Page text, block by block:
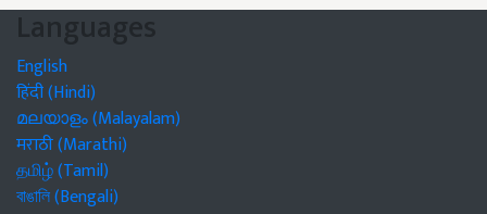
Languages
English
हिंदी (Hindi)
മലയാളം (Malayalam)
मराठी (Marathi)
தமிழ் (Tamil)
বাঙালি (Bengali)